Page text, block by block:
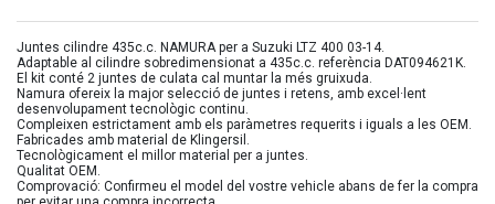
Juntes cilindre 435c.c. NAMURA per a Suzuki LTZ 400 03-14.
Adaptable al cilindre sobredimensionat a 435c.c. referència DAT094621K.
El kit conté 2 juntes de culata cal muntar la més gruixuda.
Namura ofereix la major selecció de juntes i retens, amb excel·lent
desenvolupament tecnològic continu.
Compleixen estrictament amb els paràmetres requerits i iguals a les OEM.
Fabricades amb material de Klingersil.
Tecnològicament el millor material per a juntes.
Qualitat OEM.
Comprovació: Confirmeu el model del vostre vehicle abans de fer la compra